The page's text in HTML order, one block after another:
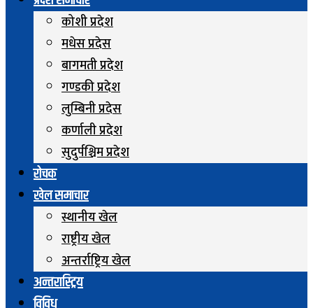
कोशी प्रदेश
मधेस प्रदेस
बागमती प्रदेश
गण्डकी प्रदेश
लुम्बिनी प्रदेस
कर्णाली प्रदेश
सुदुर्पश्चिम प्रदेश
रोचक
खेल समाचार
स्थानीय खेल
राष्ट्रीय खेल
अन्तर्राष्ट्रिय खेल
अन्तरास्ट्रिय